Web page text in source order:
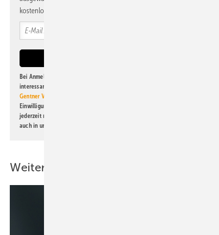
kostenlos direkt ins Postfach.
Bei Anmeldung zu diesem Newsletter bin ich damit einverstanden, über
interessante Verlags- und Online-Angebote
Gentner Verlag GmbH & Co. KG
Einwilligung kann ich jederzeit widerrufen und eine Abmeldung ist
jederzeit möglich. Informationen zum Umgang mit Daten finden Sie
auch in unserer
Weitere Inhalte